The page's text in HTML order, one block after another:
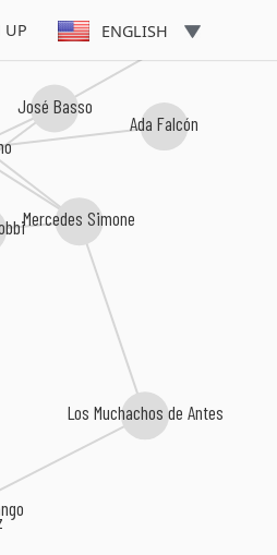
UP ENGLISH
Los Muchachos de Antes
José Basso
Ada Falcón
Mercedes Simone